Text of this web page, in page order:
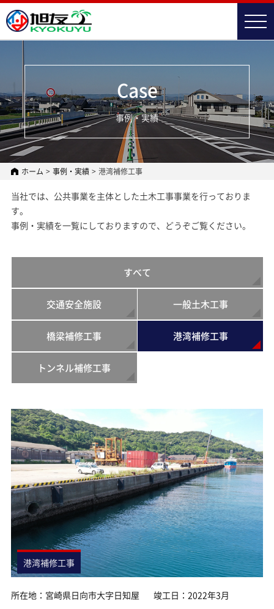
t
g
v
i
g
a
t
o
n
Case
事例・実績
ホーム > 事例・実績 > 港湾補修工事
当社では、公共事業を主体とした土木工事事業を行っておりま
す。
事例・実績を一覧にしておりますので、どうぞご覧ください。
すべて
交通安全施設 一般土木工事
橋梁補修工事 港湾補修工事
トンネル補修工事
港湾補修工事
所在地：宮崎県日向市大字日知屋 竣工日：2022年3月